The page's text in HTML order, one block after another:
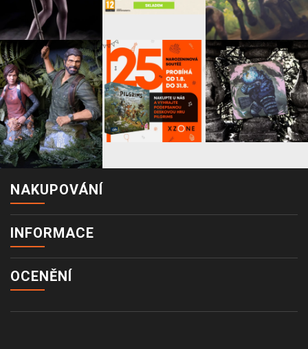
NAKUPOVÁNÍ
INFORMACE
OCENĚNÍ